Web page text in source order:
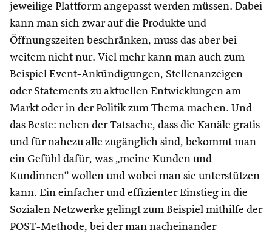
jeweilige Plattform angepasst werden müssen. Dabei
kann man sich zwar auf die Produkte und
Öffnungszeiten beschränken, muss das aber bei
weitem nicht nur. Viel mehr kann man auch zum
Beispiel Event-Ankündigungen, Stellenanzeigen
oder Statements zu aktuellen Entwicklungen am
Markt oder in der Politik zum Thema machen. Und
das Beste: neben der Tatsache, dass die Kanäle gratis
und für nahezu alle zugänglich sind, bekommt man
ein Gefühl dafür, was „meine Kunden und
Kundinnen“ wollen und wobei man sie unterstützen
kann. Ein einfacher und effizienter Einstieg in die
Sozialen Netzwerke gelingt zum Beispiel mithilfe der
POST-Methode, bei der man nacheinander